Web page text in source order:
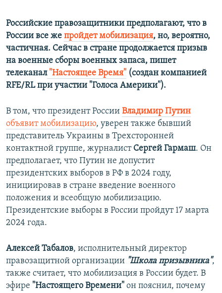
Российские правозащитники предполагают, что в
России все же пройдет мобилизация, но, вероятно,
частичная. Сейчас в стране продолжается призыв
на военные сборы военных запаса, пишет
телеканал"Настоящее Время" ​(создан компанией
RFE/RL при участии "Голоса Америки"). ​
В том, что президент России Владимир Путин
объявит мобилизацию, уверен также бывший
представитель Украины в Трехсторонней
контактной группе, журналистСергей Гармаш. Он
предполагает, что Путин не допустит
президентских выборов в РФ в 2024 году,
инициировав в стране введение военного
положения и всеобщую мобилизацию.
Президентские выборы в России пройдут 17 марта
2024 года.
Алексей Табалов, исполнительный директор
правозащитной организации "Школа призывника",
также считает, что мобилизация в России будет. В
эфире "Настоящего Времени" он пояснил, почему